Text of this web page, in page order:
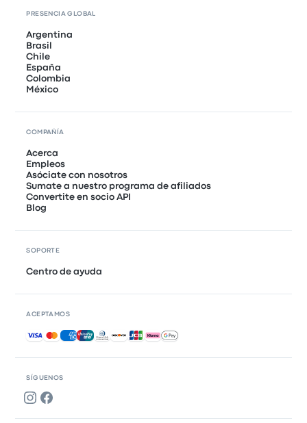
SÍGUENOS
PRESENCIA GLOBAL
Argentina
Brasil
Chile
España
Colombia
México
COMPAÑÍA
Acerca
Empleos
Asóciate con nosotros
Sumate a nuestro programa de afiliados
Convertite en socio API
Blog
SOPORTE
Centro de ayuda
ACEPTAMOS
Pagos aceptados